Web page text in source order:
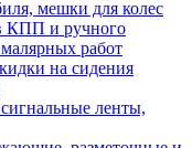
мешки для колес
КПП и ручного
работ
на сидения
ленты,